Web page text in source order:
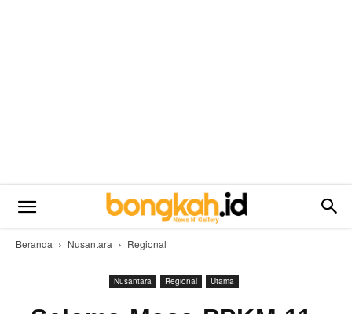
Beranda Nusantara Regional
Nusantara Regional Utama